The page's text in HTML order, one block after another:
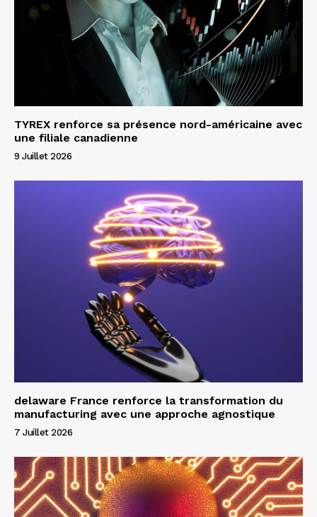
TYREX renforce sa présence nord-américaine avec
une filiale canadienne
9 Juillet 2026
delaware France renforce la transformation du
manufacturing avec une approche agnostique
7 Juillet 2026